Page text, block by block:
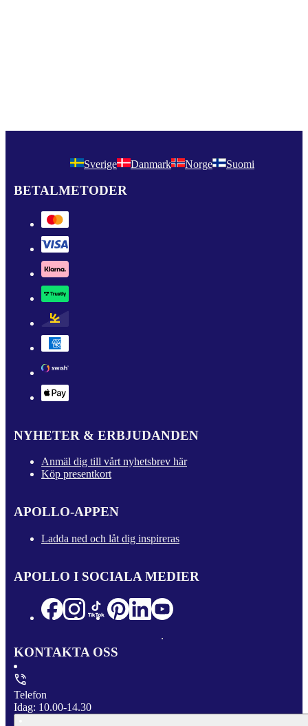
Sverige Danmark Norge Suomi
BETALMETODER
NYHETER & ERBJUDANDEN
Anmäl dig till vårt nyhetsbrev här
Köp presentkort
APOLLO-APPEN
Ladda ned och låt dig inspireras
APOLLO I SOCIALA MEDIER
KONTAKTA OSS
Telefon
Idag: 10.00-14.30